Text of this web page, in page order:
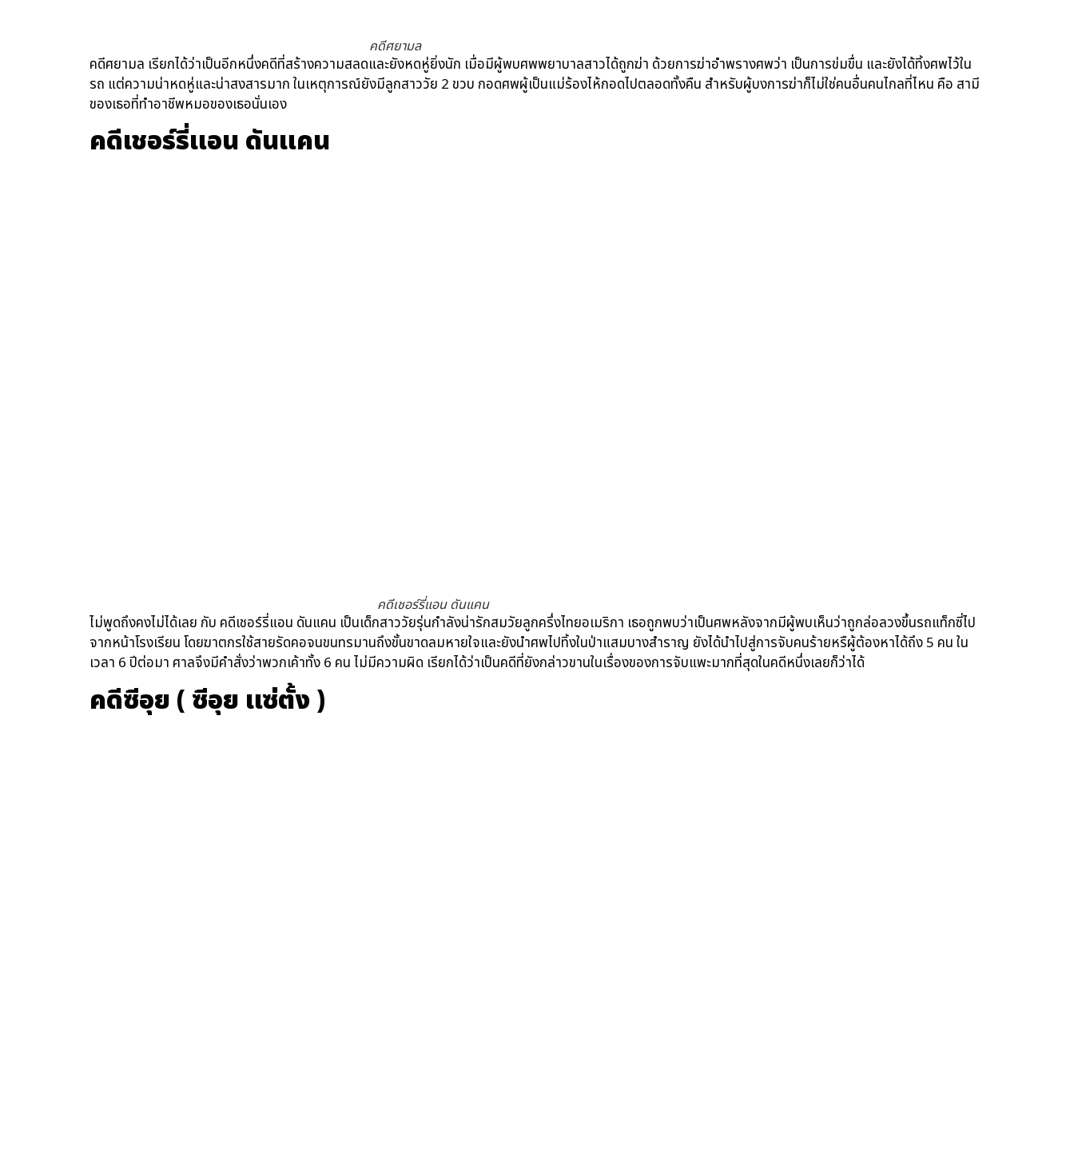
คดีศยามล
คดีศยามล เรียกได้ว่าเป็นอีกหนึ่งคดีที่สร้างความสลดและยังหดหู่ยิ่งนัก เมื่อมีผู้พบศพพยาบาลสาวได้ถูกฆ่า ด้วยการฆ่าอำพรางศพว่า เป็นการข่มขื่น และยังได้ทิ้งศพไว้ใน
รถ แต่ความน่าหดหู่และน่าสงสารมาก ในเหตุการณ์ยังมีลูกสาววัย 2 ขวบ กอดศพผู้เป็นแม่ร้องไห้กอดไปตลอดทั้งคืน สำหรับผู้บงการฆ่าก็ไม่ใช่คนอื่นคนไกลที่ไหน คือ สามี
ของเธอที่ทำอาชีพหมอของเธอนั่นเอง
คดีเชอร์รี่แอน ดันแคน
คดีเชอร์รี่แอน ดันแคน
ไม่พูดถึงคงไม่ได้เลย กับ คดีเชอร์รี่แอน ดันแคน เป็นเด็กสาววัยรุ่นกำลังน่ารักสมวัยลูกครึ่งไทยอเมริกา เธอถูกพบว่าเป็นศพหลังจากมีผู้พบเห็นว่าถูกล่อลวงขึ้นรถแท็กซี่ไป
จากหน้าโรงเรียน โดยฆาตกรใช้สายรัดคอจนขนทรมานถึงขั้นขาดลมหายใจและยังนำศพไปทิ้งในป่าแสมบางสำราญ ยังได้นำไปสู่การจับคนร้ายหรืผู้ต้องหาได้ถึง 5 คน ใน
เวลา 6 ปีต่อมา ศาลจึงมีคำสั่งว่าพวกเค้าทั้ง 6 คน ไม่มีความผิด เรียกได้ว่าเป็นคดีที่ยังกล่าวขานในเรื่องของการจับแพะมากที่สุดในคดีหนึ่งเลยก็ว่าได้
คดีซีอุย ( ซีอุย แซ่ตั้ง )